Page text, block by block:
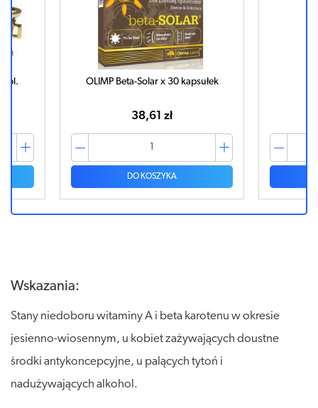
OLIMP Beta-Solar x 30 kapsułek
38,61 zł
DO KOSZYKA
Wskazania:
Stany niedoboru witaminy A i beta karotenu w okresie
jesienno-wiosennym, u kobiet zażywających doustne
środki antykoncepcyjne, u palących tytoń i
nadużywających alkohol.